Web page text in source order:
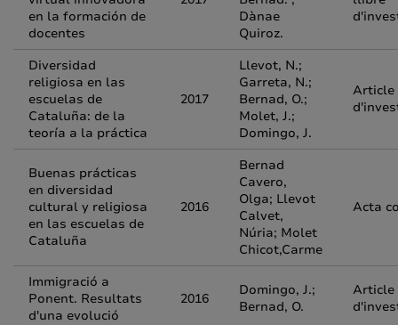
en la formación de
docentes
Dànae
Quiroz.
Diversidad
religiosa en las
escuelas de
Cataluña: de la
teoría a la práctica
2017
Llevot, N.;
Garreta, N.;
Bernad, O.;
Molet, J.;
Domingo, J.
Article
Buenas prácticas
en diversidad
cultural y religiosa
en las escuelas de
Cataluña
2016
Bernad
Cavero,
Olga; Llevot
Calvet,
Núria; Molet
Chicot,Carme
Acta
Immigració a
Ponent. Resultats
d'una evolució
2016
Domingo, J.;
Bernad, O.
Article